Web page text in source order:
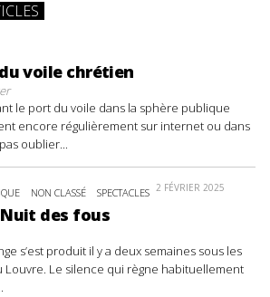
voile chrétien
le port du voile dans la sphère publique
encore régulièrement sur internet ou dans
oublier...
NON CLASSÉ SPECTACLES 2 FÉVRIER 2025
des fous
s’est produit il y a deux semaines sous les
Louvre. Le silence qui règne habituellement